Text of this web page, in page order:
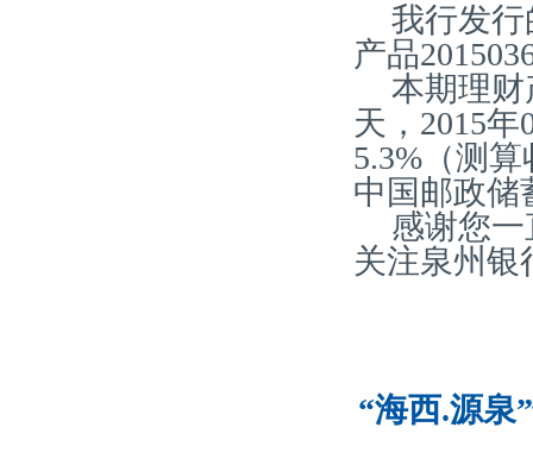
我行发行
产品
本期理财
天，2015
5.3%（测
中国邮政储
感谢您
关注泉州银
“海西.源泉